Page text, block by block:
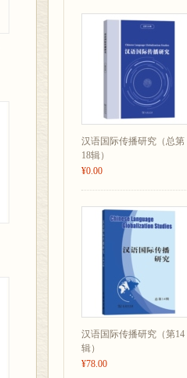
汉语国际传播研究（总第
18辑）
¥0.00
汉语国际传播研究（第14
辑）
¥78.00